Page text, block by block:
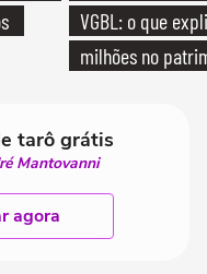
VGBL: o que
milhões no
tarô grátis
Mantovanni
agora